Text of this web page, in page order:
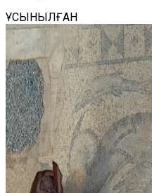
ҰСЫНЫЛҒАН